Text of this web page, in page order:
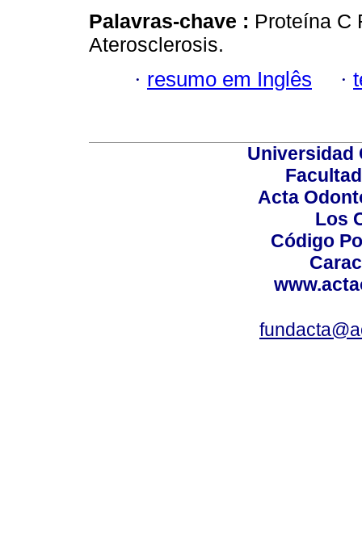
Palavras-chave : Proteína C
Aterosclerosis.
· resumo em Inglês ·
Universidad
Acta
Los
Código